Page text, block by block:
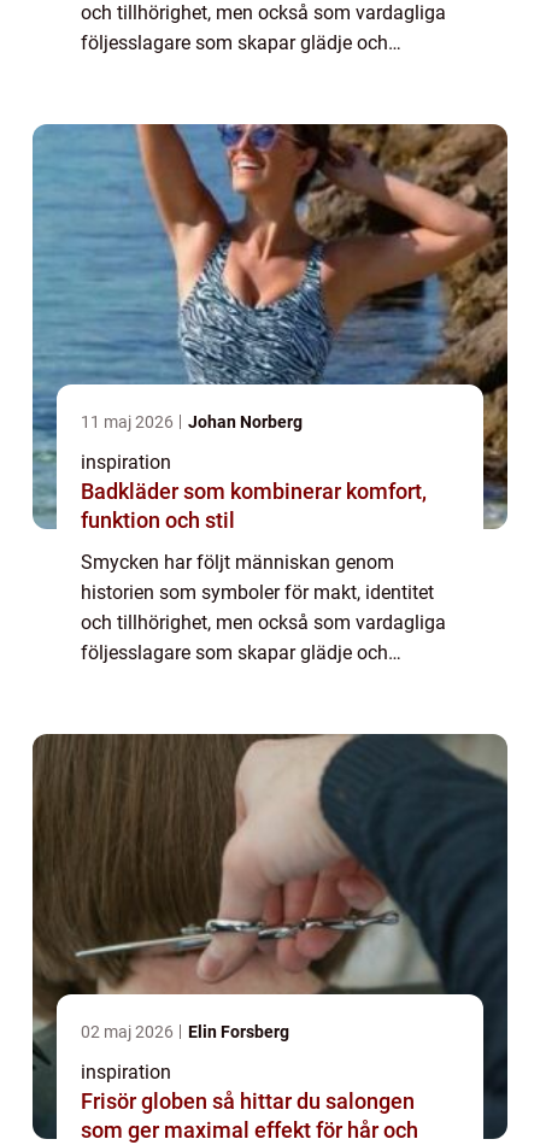
och tillhörighet, men också som vardagliga
följesslagare som skapar glädje och
varje val säger...
11 maj 2026 Johan Norberg
inspiration
Badkläder som kombinerar komfort,
funktion och stil
Smycken har följt människan genom
historien som symboler för makt, identitet
och tillhörighet, men också som vardagliga
följesslagare som skapar glädje och
02 maj 2026 Elin Forsberg
inspiration
Frisör globen så hittar du salongen
som ger maximal effekt för hår och